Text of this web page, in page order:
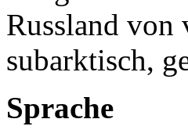
Russland
subarktisch,
Sprache